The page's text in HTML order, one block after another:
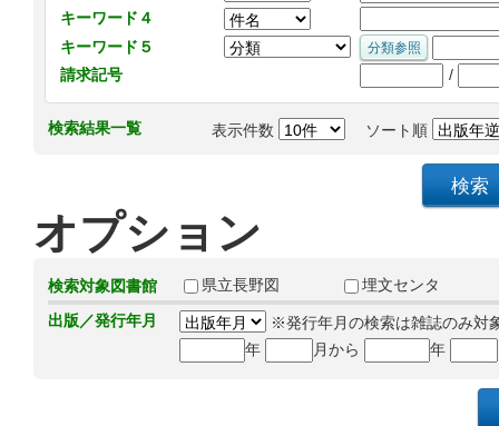
キーワード４
キーワード５
請求記号
/
検索結果一覧 表示件数 ソート順
オプション
検索対象図書館 県立長野図
埋文センタ
出版／発行年月
※発行年月の検索は雑誌のみ対
年
月から 年